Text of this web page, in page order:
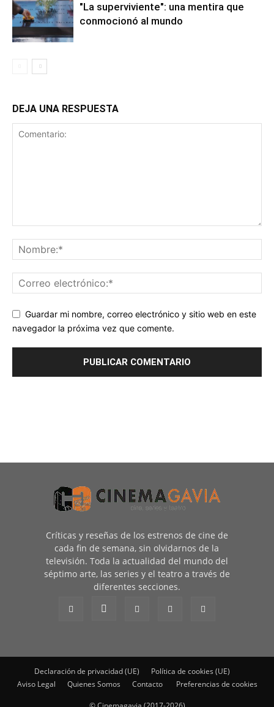
"La superviviente": una mentira que
conmocionó al mundo
DEJA UNA RESPUESTA
Guardar mi nombre, correo electrónico y sitio web en este
navegador la próxima vez que comente.
Críticas y reseñas de los estrenos de cine de
cada fin de semana, sin olvidarnos de la
televisión. Toda la actualidad del mundo del
séptimo arte, las series y el teatro a través de
diferentes secciones.
Declaración de privacidad (UE)
Política de cookies (UE)
Aviso Legal
Quienes Somos Contacto Preferencias de cookies